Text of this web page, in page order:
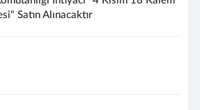
Satın Alınacaktır